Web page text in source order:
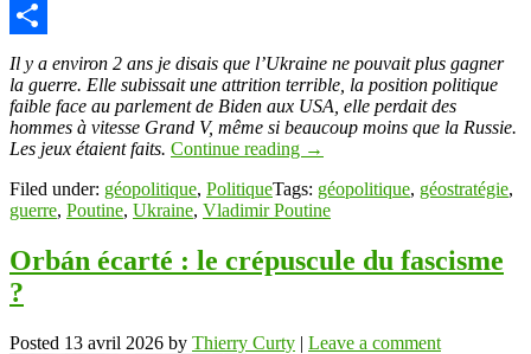
Copy
Link
Partager
Il y a environ 2 ans je disais que l’Ukraine ne pouvait plus gagner
la guerre. Elle subissait une attrition terrible, la position politique
faible face au parlement de Biden aux USA, elle perdait des
hommes à vitesse Grand V, même si beaucoup moins que la Russie.
Les jeux étaient faits. Continue reading →
Filed under: géopolitique, PolitiqueTags: géopolitique, géostratégie,
guerre, Poutine, Ukraine, Vladimir Poutine
Orbán écarté : le crépuscule du fascisme
?
Posted 13 avril 2026 by Thierry Curty | Leave a comment